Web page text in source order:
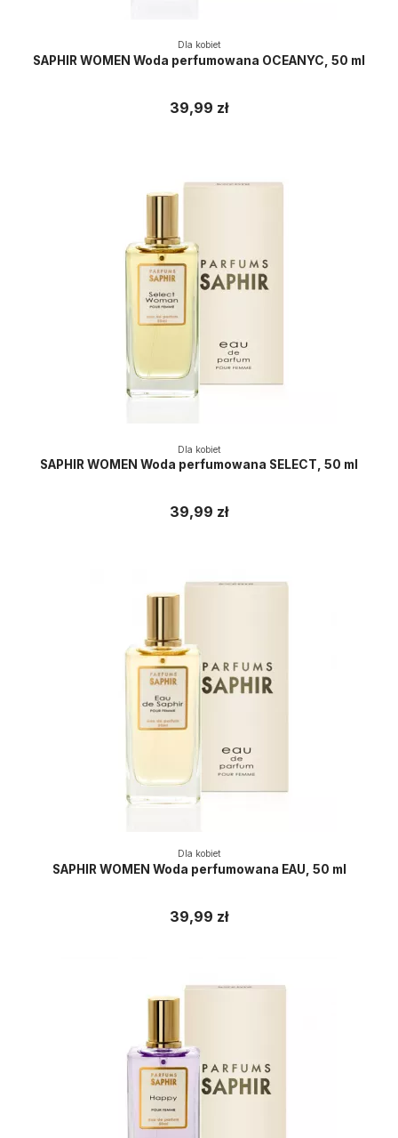
Dla kobiet
SAPHIR WOMEN Woda perfumowana OCEANYC, 50 ml
39,99 zł
Dla kobiet
SAPHIR WOMEN Woda perfumowana SELECT, 50 ml
39,99 zł
Dla kobiet
SAPHIR WOMEN Woda perfumowana EAU, 50 ml
39,99 zł